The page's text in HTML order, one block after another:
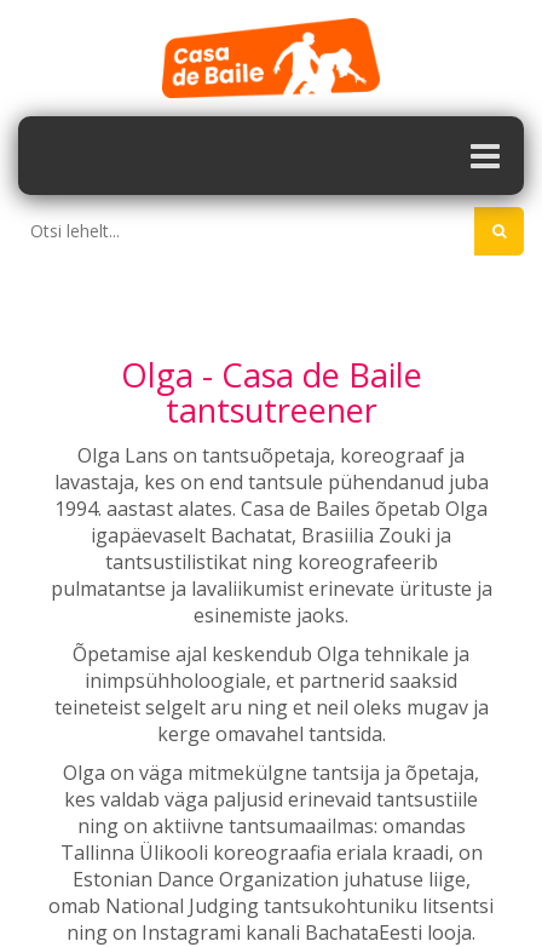
Olga - Casa de Baile
tantsutreener
Olga Lans on tantsuõpetaja, koreograaf ja
lavastaja, kes on end tantsule pühendanud juba
1994. aastast alates. Casa de Bailes õpetab Olga
igapäevaselt Bachatat, Brasiilia Zouki ja
tantsustilistikat ning koreografeerib
pulmatantse ja lavaliikumist erinevate ürituste ja
esinemiste jaoks.
Õpetamise ajal keskendub Olga tehnikale ja
inimpsühholoogiale, et partnerid saaksid
teineteist selgelt aru ning et neil oleks mugav ja
kerge omavahel tantsida.
Olga on väga mitmekülgne tantsija ja õpetaja,
kes valdab väga paljusid erinevaid tantsustiile
ning on aktiivne tantsumaailmas: omandas
Tallinna Ülikooli koreograafia eriala kraadi, on
Estonian Dance Organization juhatuse liige,
omab National Judging tantsukohtuniku litsentsi
ning on Instagrami kanali BachataEesti looja.